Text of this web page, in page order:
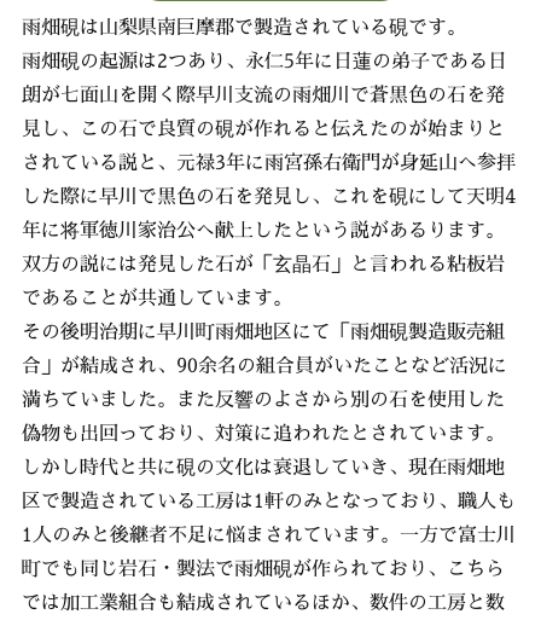
雨畑硯は山梨県南巨摩郡で製造されている硯です。
雨畑硯の起源は2つあり、永仁5年に日蓮の弟子である日
朗が七面山を開く際早川支流の雨畑川で蒼黒色の石を発
見し、この石で良質の硯が作れると伝えたのが始まりと
されている説と、元禄3年に雨宮孫右衛門が身延山へ参拝
した際に早川で黒色の石を発見し、これを硯にして天明4
年に将軍徳川家治公へ献上したという説があるります。
双方の説には発見した石が「玄晶石」と言われる粘板岩
であることが共通しています。
その後明治期に早川町雨畑地区にて「雨畑硯製造販売組
合」が結成され、90余名の組合員がいたことなど活況に
満ちていました。また反響のよさから別の石を使用した
偽物も出回っており、対策に追われたとされています。
しかし時代と共に硯の文化は衰退していき、現在雨畑地
区で製造されている工房は1軒のみとなっており、職人も
1人のみと後継者不足に悩まされています。一方で富士川
町でも同じ岩石・製法で雨畑硯が作られており、こちら
では加工業組合も結成されているほか、数件の工房と数